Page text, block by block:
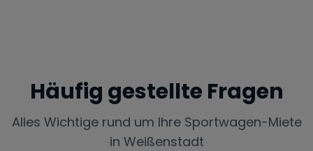
Häufig gestellte Fragen
Alles Wichtige rund um Ihre Sportwagen-Miete
in Weißenstadt